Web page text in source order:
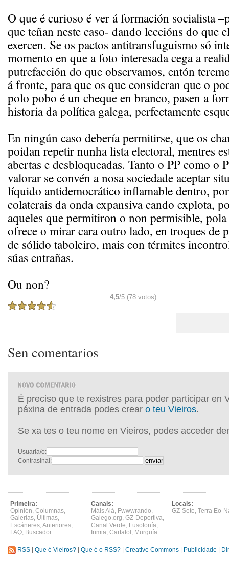
O que é curioso é ver á formación socialista
que teñan neste caso- dando leccións do que
exercen. Se os pactos antitransfuguismo só
momento en que a foto interesada cega a
putrefacción do que observamos, entón
á fronte, para que os que consideran que o
polo pobo é un cheque en branco, pasen a
historia da política galega, perfectamente
En ningún caso debería permitirse, que os
poidan repetir nunha lista electoral, mentres
abertas e desbloqueadas. Tanto o PP como o
valorar se convén a nosa sociedade aceptar
líquido antidemocrático inflamable dentro,
colaterais da onda expansiva cando explota,
aqueles que permitiron o non permisible,
ofrece o mirar cara outro lado, en troques de
de sólido taboleiro, mais con térmites
súas entrañas.
Ou non?
4,5/5 (78 votos)
Sen comentarios
É preciso que te rexistres para poder participar en
páxina de entrada podes crear o teu Vieiros.
Se xa tes o teu nome en Vieiros, podes acceder
Usuaria/o:
Contrasinal:
Primeira:
Opinión, Columnas,
Galerías, Últimas,
Escáneres,Anteriores,
FAQ, Buscador
Canais:
Máis Alá, Fwwwrando,
Galego.org, GZ-Deportiva,
Canal Verde, Lusofonía,
Irimia, Cartafol , Murguía
Locais:
GZ-Sete, Terra Eo-
RSS Que é Vieiros? Que é o RSS? Creative Commons Publicidade